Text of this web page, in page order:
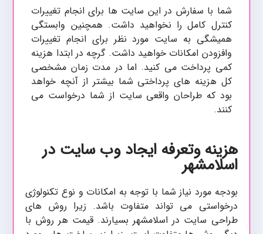
شما با سفارش در این سایت ها برای انجام تغییرات
کنترل کامل را نخواهید داشت. همچنین وابستگی
همیشگی به سایت مورد نظر برای انجام تغییرات
وافزودن امکانات خواهید داشت. گرچه در ابتدا هزینه
کمی پرداخت می کنید. اما در مدت زمان مشخصی
کل هزینه های پرداختی شما بیشتر از آنچه خواهد
بود که طراحان واقعی سایت از شما درخواست می
کنند.
هزینه وتعرفه ایجاد وب سایت در
اسلامشهر
بودجه مورد نیاز شما با توجه به امکانات و نوع تکنولوژی
درخواستی می تواند متفاوت باشد. زیرا روش های
طراحی سایت در اسلامشهر بسیارند. قیمت هر روش با